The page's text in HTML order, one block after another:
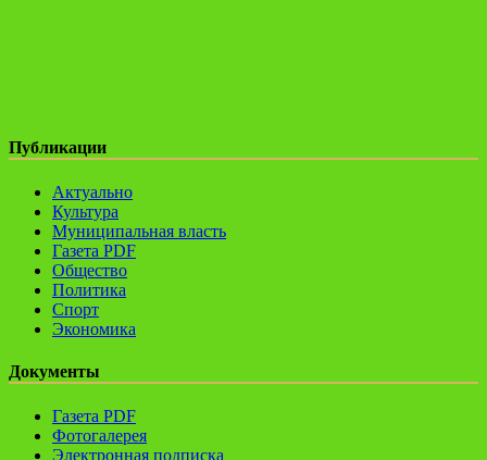
Публикации
Актуально
Культура
Муниципальная власть
Газета PDF
Общество
Политика
Спорт
Экономика
Документы
Газета PDF
Фотогалерея
Электронная подписка